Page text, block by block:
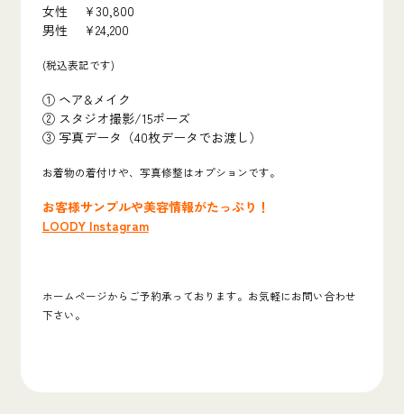
女性 ¥30,800
男性 ¥24,200
(税込表記です)
① ヘア&メイク
② スタジオ撮影/15ポーズ
③ 写真データ（40枚データでお渡し）
お着物の着付けや、写真修整はオプションです。
お客様サンプルや美容情報がたっぷり！
LOODY Instagram
ホームページからご予約承っております。お気軽にお問い合わせ
下さい。